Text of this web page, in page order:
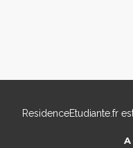
ResidenceEtudiante.fr